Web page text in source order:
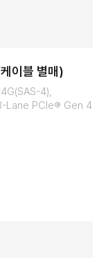
이블 별매)
4),
Lane PCIe® Gen 4